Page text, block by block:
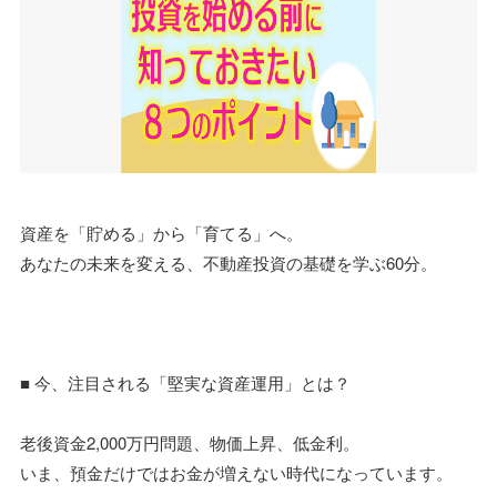
資産を「貯める」から「育てる」へ。
あなたの未来を変える、不動産投資の基礎を学ぶ60分。
■ 今、注目される「堅実な資産運用」とは？
老後資金2,000万円問題、物価上昇、低金利。
いま、預金だけではお金が増えない時代になっています。